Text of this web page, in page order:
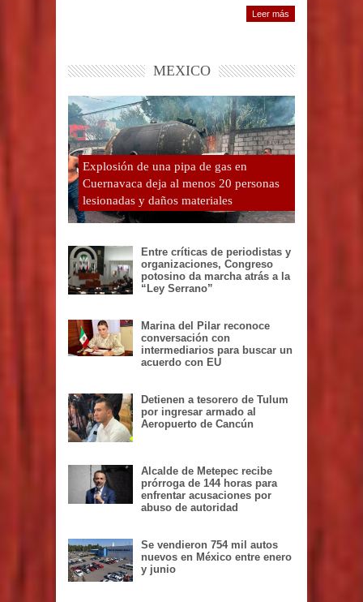
Leer más
MEXICO
Explosión de una pipa de gas en
Cuernavaca deja al menos 20 personas
lesionadas y daños materiales
Entre críticas de periodistas y
organizaciones, Congreso
potosino da marcha atrás a la
“Ley Serrano”
Marina del Pilar reconoce
conversación con
intermediarios para buscar un
acuerdo con EU
Detienen a tesorero de Tulum
por ingresar armado al
Aeropuerto de Cancún
Alcalde de Metepec recibe
prórroga de 144 horas para
enfrentar acusaciones por
abuso de autoridad
Se vendieron 754 mil autos
nuevos en México entre enero
y junio